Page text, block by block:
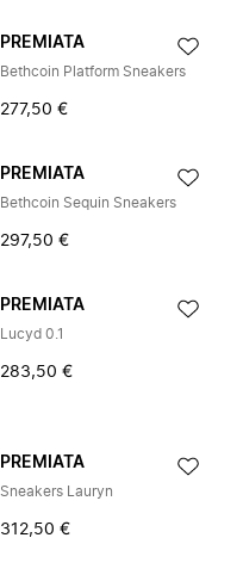
PREMIATA
Bethcoin Platform Sneakers
277,50 €
PREMIATA
Bethcoin Sequin Sneakers
297,50 €
PREMIATA
Lucyd 0.1
283,50 €
PREMIATA
Sneakers Lauryn
312,50 €